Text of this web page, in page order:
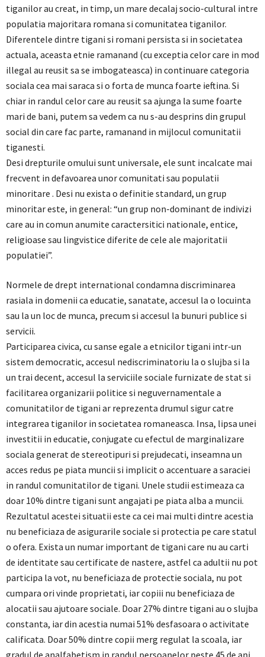
tiganilor au creat, in timp, un mare decalaj socio-cultural intre
populatia majoritara romana si comunitatea tiganilor.
Diferentele dintre tigani si romani persista si in societatea
actuala, aceasta etnie ramanand (cu exceptia celor care in mod
illegal au reusit sa se imbogateasca) in continuare categoria
sociala cea mai saraca si o forta de munca foarte ieftina. Si
chiar in randul celor care au reusit sa ajunga la sume foarte
mari de bani, putem sa vedem ca nu s-au desprins din grupul
social din care fac parte, ramanand in mijlocul comunitatii
tiganesti.
Desi drepturile omului sunt universale, ele sunt incalcate mai
frecvent in defavoarea unor comunitati sau populatii
minoritare . Desi nu exista o definitie standard, un grup
minoritar este, in general: “un grup non-dominant de indivizi
care au in comun anumite caractersitici nationale, entice,
religioase sau lingvistice diferite de cele ale majoritatii
populatiei”.
Normele de drept international condamna discriminarea
rasiala in domenii ca educatie, sanatate, accesul la o locuinta
sau la un loc de munca, precum si accesul la bunuri publice si
servicii.
Participarea civica, cu sanse egale a etnicilor tigani intr-un
sistem democratic, accesul nediscriminatoriu la o slujba si la
un trai decent, accesul la serviciile sociale furnizate de stat si
facilitarea organizarii politice si neguvernamentale a
comunitatilor de tigani ar reprezenta drumul sigur catre
integrarea tiganilor in societatea romaneasca. Insa, lipsa unei
investitii in educatie, conjugate cu efectul de marginalizare
sociala generat de stereotipuri si prejudecati, inseamna un
acces redus pe piata muncii si implicit o accentuare a saraciei
in randul comunitatilor de tigani. Unele studii estimeaza ca
doar 10% dintre tigani sunt angajati pe piata alba a muncii.
Rezultatul acestei situatii este ca cei mai multi dintre acestia
nu beneficiaza de asigurarile sociale si protectia pe care statul
o ofera. Exista un numar important de tigani care nu au carti
de identitate sau certificate de nastere, astfel ca adultii nu pot
participa la vot, nu beneficiaza de protectie sociala, nu pot
cumpara ori vinde proprietati, iar copiii nu beneficiaza de
alocatii sau ajutoare sociale. Doar 27% dintre tigani au o slujba
constanta, iar din acestia numai 51% desfasoara o activitate
calificata. Doar 50% dintre copii merg regulat la scoala, iar